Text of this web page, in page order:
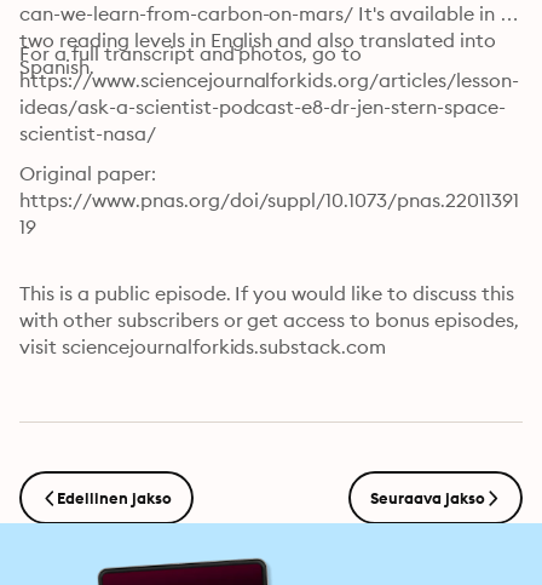
can-we-learn-from-carbon-on-mars/ It's available in
two reading levels in English and also translated into
Spanish.
For a full transcript and photos, go to
https://www.sciencejournalforkids.org/articles/lesson-
ideas/ask-a-scientist-podcast-e8-dr-jen-stern-space-
scientist-nasa/
Original paper:
https://www.pnas.org/doi/suppl/10.1073/pnas.22011391
19
This is a public episode. If you would like to discuss this
with other subscribers or get access to bonus episodes,
visit sciencejournalforkids.substack.com
Edellinen jakso Seuraava jakso